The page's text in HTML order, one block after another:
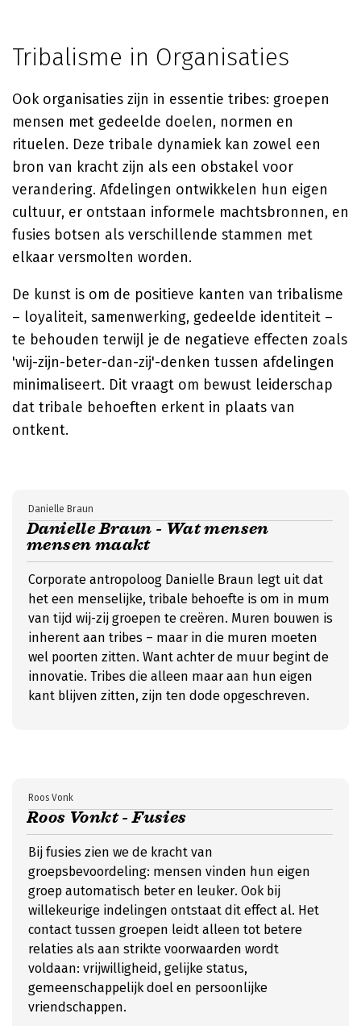
Tribalisme in Organisaties
Ook organisaties zijn in essentie tribes: groepen
mensen met gedeelde doelen, normen en
rituelen. Deze tribale dynamiek kan zowel een
bron van kracht zijn als een obstakel voor
verandering. Afdelingen ontwikkelen hun eigen
cultuur, er ontstaan informele machtsbronnen, en
fusies botsen als verschillende stammen met
elkaar versmolten worden.
De kunst is om de positieve kanten van tribalisme
– loyaliteit, samenwerking, gedeelde identiteit –
te behouden terwijl je de negatieve effecten zoals
'wij-zijn-beter-dan-zij'-denken tussen afdelingen
minimaliseert. Dit vraagt om bewust leiderschap
dat tribale behoeften erkent in plaats van
ontkent.
Danielle Braun - Wat mensen
mensen maakt
Danielle Braun
Corporate antropoloog Danielle Braun legt uit dat
het een menselijke, tribale behoefte is om in mum
van tijd wij-zij groepen te creëren. Muren bouwen is
inherent aan tribes – maar in die muren moeten
wel poorten zitten. Want achter de muur begint de
innovatie. Tribes die alleen maar aan hun eigen
kant blijven zitten, zijn ten dode opgeschreven.
Roos Vonkt - Fusies
Roos Vonk
Bij fusies zien we de kracht van
groepsbevoordeling: mensen vinden hun eigen
groep automatisch beter en leuker. Ook bij
willekeurige indelingen ontstaat dit effect al. Het
contact tussen groepen leidt alleen tot betere
relaties als aan strikte voorwaarden wordt
voldaan: vrijwilligheid, gelijke status,
gemeenschappelijk doel en persoonlijke
vriendschappen.